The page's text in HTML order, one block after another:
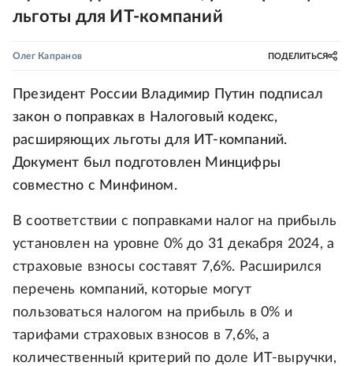
льготы для ИТ-компаний
Олег Капранов ПОДЕЛИТЬСЯ
Президент России Владимир Путин подписал
закон о поправках в Налоговый кодекс,
расширяющих льготы для ИТ-компаний.
Документ был подготовлен Минцифры
совместно с Минфином.
В соответствии с поправками налог на прибыль
установлен на уровне 0% до 31 декабря 2024, а
страховые взносы составят 7,6%. Расширился
перечень компаний, которые могут
пользоваться налогом на прибыль в 0% и
тарифами страховых взносов в 7,6%, а
количественный критерий по доле ИТ-выручки,